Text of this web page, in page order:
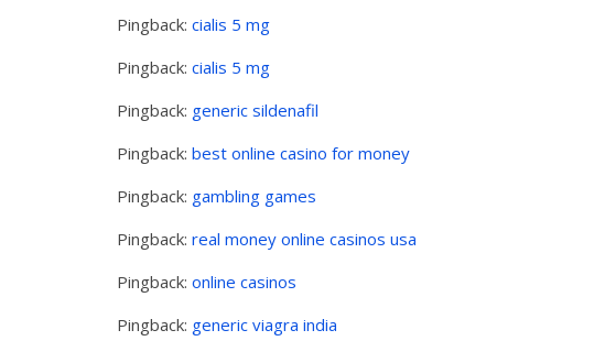
Pingback: cialis 5 mg
Pingback: cialis 5 mg
Pingback: generic sildenafil
Pingback: best online casino for money
Pingback: gambling games
Pingback: real money online casinos usa
Pingback: online casinos
Pingback: generic viagra india